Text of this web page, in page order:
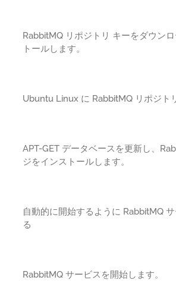
RabbitMQ リポジトリ キーをダウン
トールします。
Ubuntu Linux に RabbitMQ リポジト
APT-GET データベースを更新し、
ジをインストールします。
自動的に開始するように RabbitMQ
る
RabbitMQ サービスを開始します。